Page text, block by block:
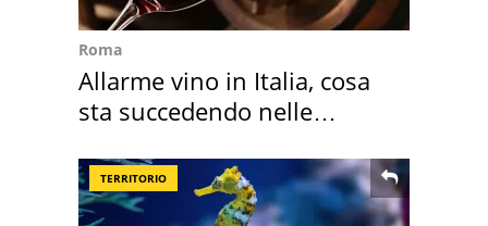
Roma
Allarme vino in Italia, cosa
sta succedendo nelle
TERRITORIO